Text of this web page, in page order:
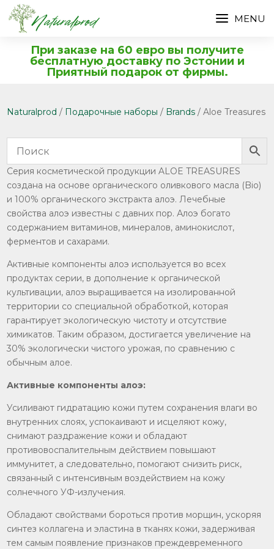
При заказе на 60 евро вы получите
бесплатную доставку по Эстонии и
Приятный подарок от фирмы.
Naturalprod / Подарочные наборы / Brands / Aloe Treasures
Серия косметической продукции ALOE TREASURES
создана на основе органического оливкового масла (Bio)
и 100% органического экстракта алоэ. Лечебные
свойства алоэ известны с давних пор. Алоэ богато
содержанием витаминов, минералов, аминокислот,
ферментов и сахарами.
Активные компоненты алоэ используется во всех
продуктах серии, в дополнение к органической
культивации, алоэ выращивается на изолированной
территории со специальной обработкой, которая
гарантирует экологическую чистоту и отсутствие
химикатов. Таким образом, достигается увеличение на
30% экологически чистого урожая, по сравнению с
обычным алое.
Активные компоненты алоэ:
Усиливают гидратацию кожи путем сохранения влаги во
внутренних слоях, успокаивают и исцеляют кожу,
снимают раздражение кожи и обладают
противовоспалительным действием повышают
иммунитет, а следовательно, помогают снизить риск,
связанный с интенсивным воздействием на кожу
солнечного УФ-излучения.
Обладают свойствами бороться против морщин, ускоряя
синтез коллагена и эластина в тканях кожи, задерживая
тем самым появление признаков преждевременного